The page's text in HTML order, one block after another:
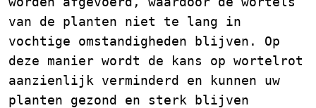
van de planten niet te lang in
vochtige omstandigheden blijven. Op
deze manier wordt de kans op wortelrot
aanzienlijk verminderd en kunnen uw
planten gezond en sterk blijven